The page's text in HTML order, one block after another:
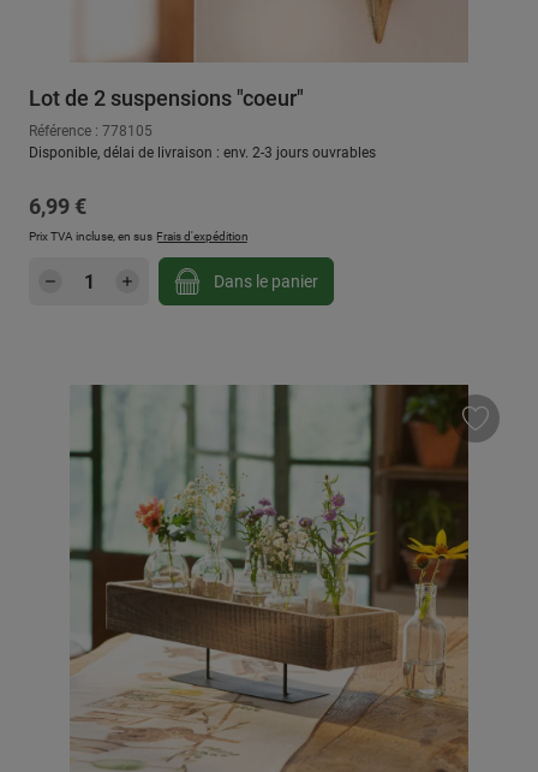
Lot de 2 suspensions "coeur"
Référence : 778105
Disponible, délai de livraison : env. 2-3 jours ouvrables
Prix régulier :
6,99 €
Prix TVA incluse, en sus Frais d'expédition
Quantité de produit : Entrez la quantité
Dans le panier